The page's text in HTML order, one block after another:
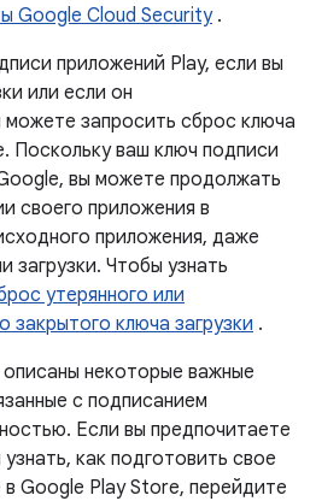
Google Cloud Security.
приложений Play, если вы
или если он
запросить сброс ключа
Поскольку ваш ключ подписи
вы можете продолжать
своего приложения в
приложения, даже
загрузки. Чтобы узнать
утерянного или
закрытого ключа загрузки .
некоторые важные
с подписанием
Если вы предпочитаете
как подготовить свое
в Google Play Store, перейдите